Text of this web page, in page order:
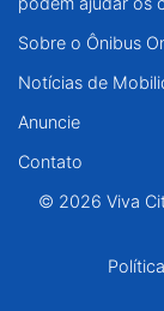
Sobre o Ônibus
Notícias de
Anuncie
Contato
© 2026 Viva